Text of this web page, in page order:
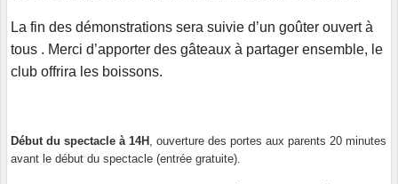
La fin des démonstrations sera suivie d’un goûter ouvert à
tous . Merci d’apporter des gâteaux à partager ensemble, le
club offrira les boissons.
Début du spectacle à 14H , ouverture des portes aux parents 20 minutes
avant le début du spectacle (entrée gratuite).